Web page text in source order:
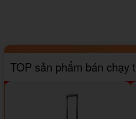
TOP sản phẩm bán chạy